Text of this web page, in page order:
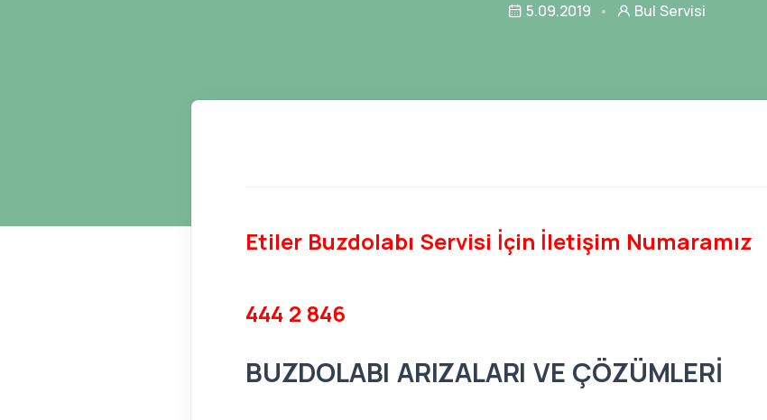
5.09.2019 Bul Servisi
Etiler Buzdolabı Servisi İçin İletişim Numaramız
444 2 846
BUZDOLABI ARIZALARI VE ÇÖZÜMLERİ